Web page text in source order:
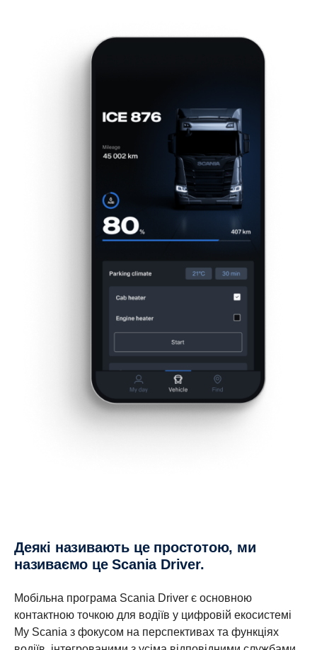
Деякі називають це простотою, ми
називаємо це Scania Driver.
Мобільна програма Scania Driver є основною
контактною точкою для водіїв у цифровій екосистемі
My Scania з фокусом на перспективах та функціях